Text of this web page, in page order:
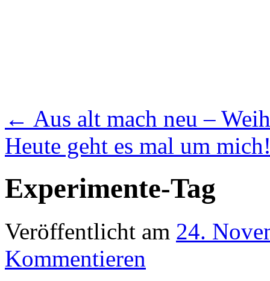
← Aus alt mach neu –
Heute geht es mal um
Experimente-Tag
Veröffentlicht am 24.
Kommentieren